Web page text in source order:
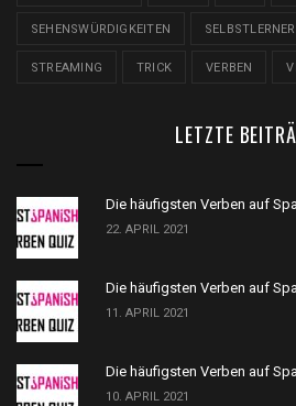
SEHENSWÜRDIGKEITEN SELBSTLERNER
STREAMING TRICK VERBEN
LETZTE
Die häufigsten Verben auf
22. APRIL 2021
Die häufigsten Verben auf
11. APRIL 2021
Die häufigsten Verben auf
10. APRIL 2021